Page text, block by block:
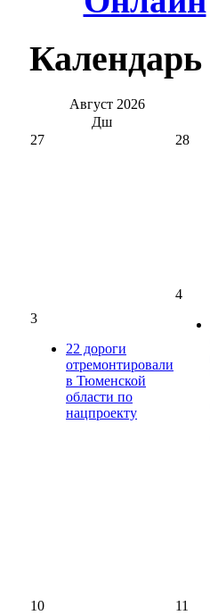
Календарь
Август 2026
Дш
27
28
3
22 дороги
отремонтировали
в Тюменской
области по
нацпроекту
4
10 11